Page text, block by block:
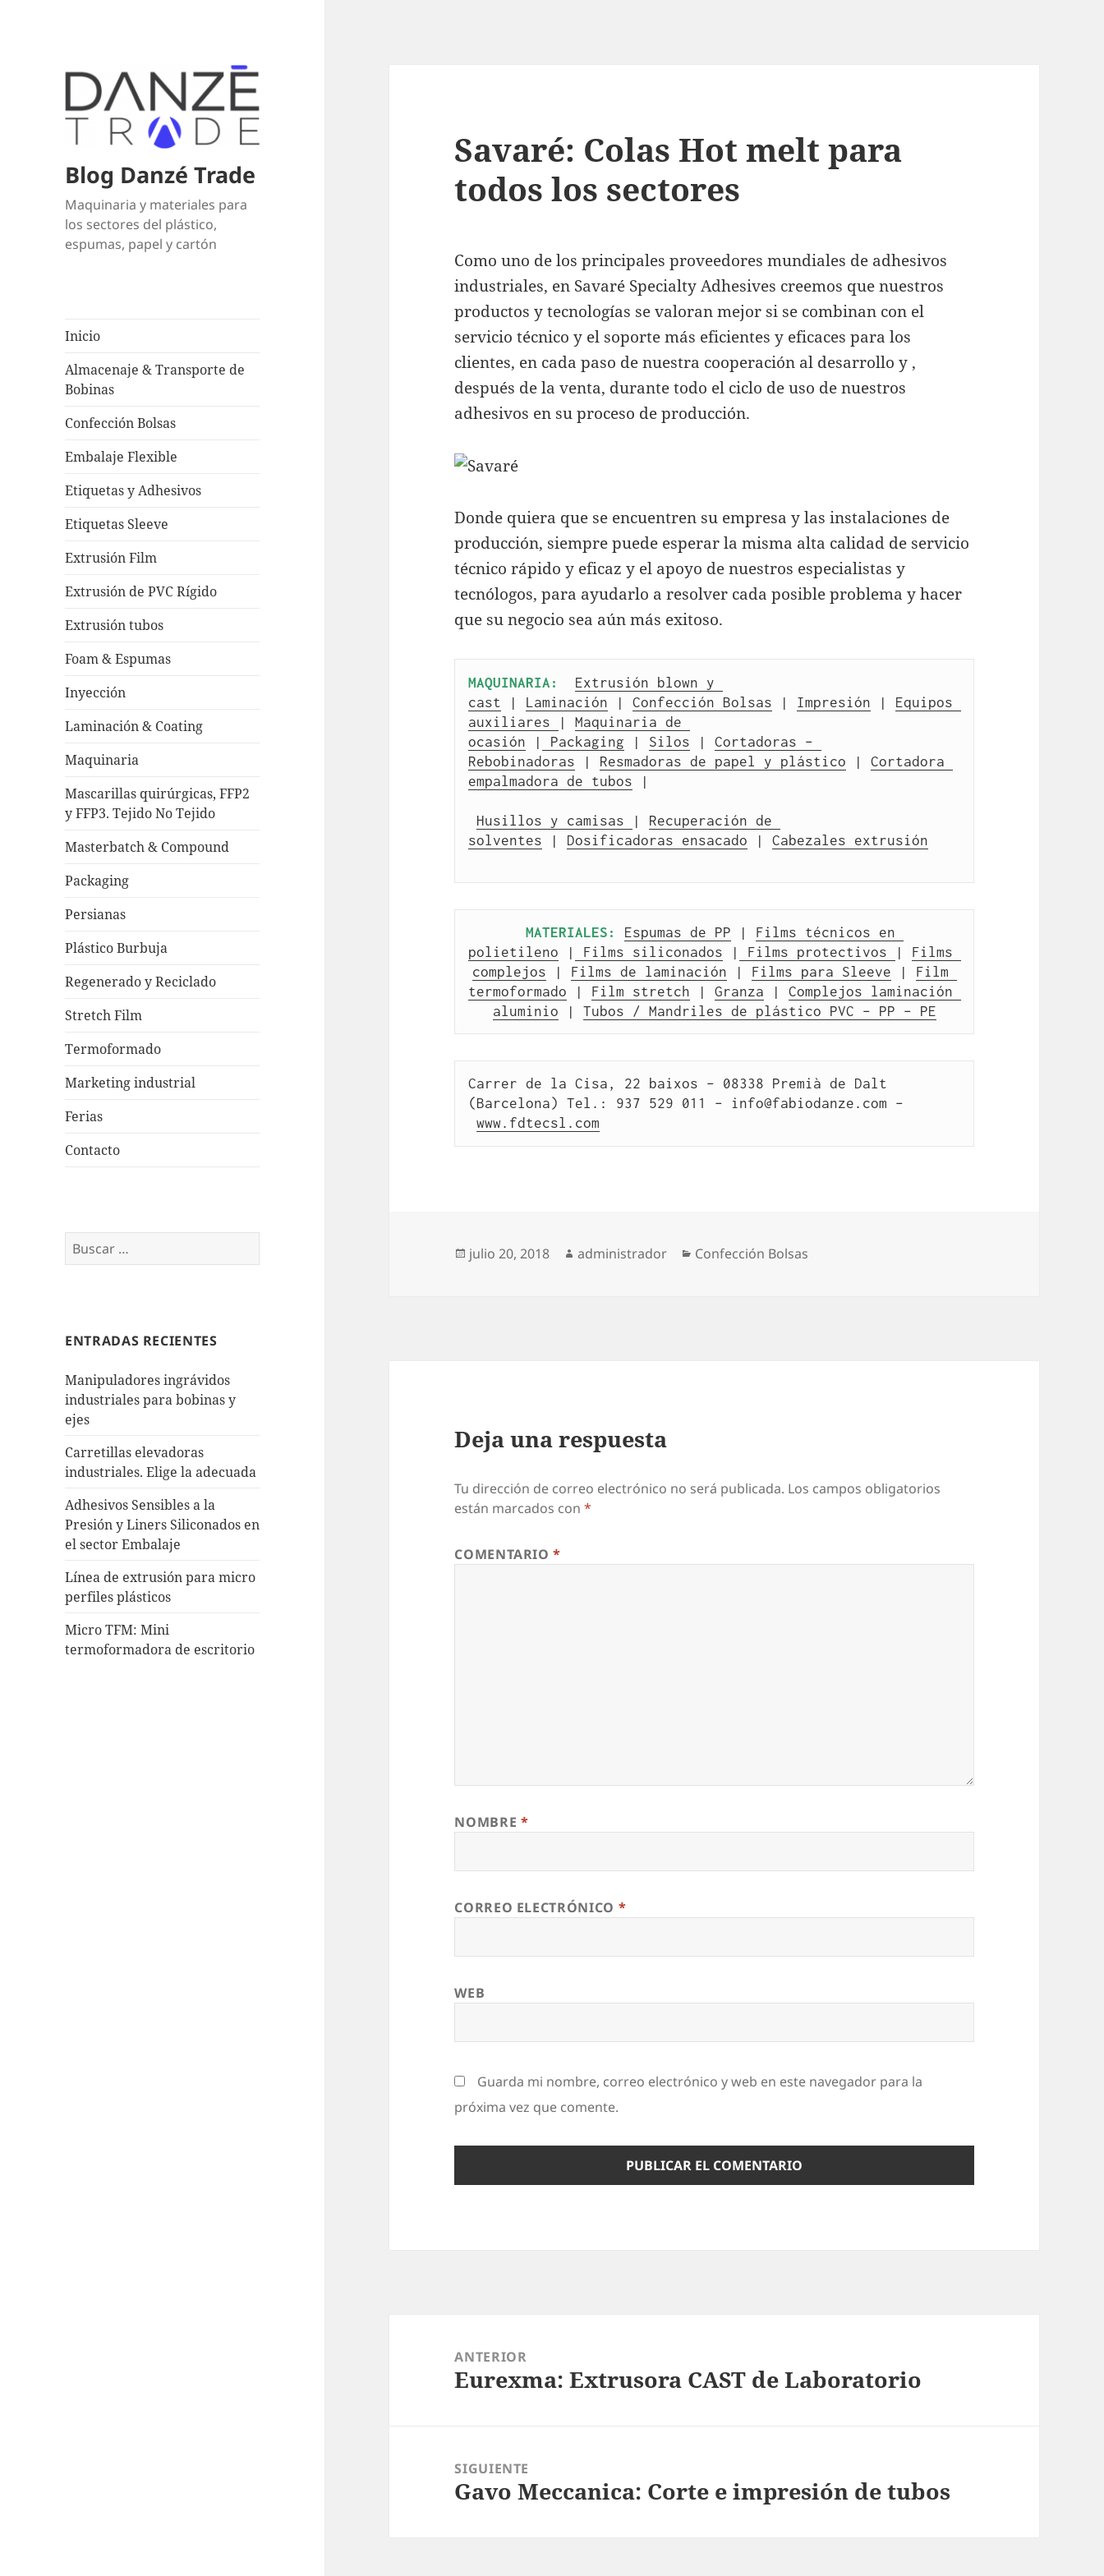
Blog Danzé Trade
Maquinaria y materiales para
los sectores del plástico,
espumas, papel y cartón
Inicio
Almacenaje & Transporte de
Bobinas
Confección Bolsas
Embalaje Flexible
Etiquetas y Adhesivos
Etiquetas Sleeve
Extrusión Film
Extrusión de PVC Rígido
Extrusión tubos
Foam & Espumas
Inyección
Laminación & Coating
Maquinaria
Mascarillas quirúrgicas, FFP2
y FFP3. Tejido No Tejido
Masterbatch & Compound
Packaging
Persianas
Plástico Burbuja
Regenerado y Reciclado
Stretch Film
Termoformado
Marketing industrial
Ferias
Contacto
Buscar:
ENTRADAS RECIENTES
Manipuladores ingrávidos
industriales para bobinas y
ejes
Carretillas elevadoras
industriales. Elige la adecuada
Adhesivos Sensibles a la
Presión y Liners Siliconados en
el sector Embalaje
Línea de extrusión para micro
perfiles plásticos
Micro TFM: Mini
termoformadora de escritorio
Savaré: Colas Hot melt para
todos los sectores
Como uno de los principales proveedores mundiales de adhesivos
industriales, en Savaré Specialty Adhesives creemos que nuestros
productos y tecnologías se valoran mejor si se combinan con el
servicio técnico y el soporte más eficientes y eficaces para los
clientes, en cada paso de nuestra cooperación al desarrollo y ,
después de la venta, durante todo el ciclo de uso de nuestros
adhesivos en su proceso de producción.
Donde quiera que se encuentren su empresa y las instalaciones de
producción, siempre puede esperar la misma alta calidad de servicio
técnico rápido y eficaz y el apoyo de nuestros especialistas y
tecnólogos, para ayudarlo a resolver cada posible problema y hacer
que su negocio sea aún más exitoso.
MAQUINARIA:
Extrusión blown y
cast | Laminación | Confección Bolsas | Impresión | Equipos
auxiliares
| Maquinaria de
ocasión | Packaging | Silos | Cortadoras –
Rebobinadoras | Resmadoras de papel y plástico | Cortadora
empalmadora de tubos |
Husillos y camisas | Recuperación de
solventes | Dosificadoras ensacado | Cabezales extrusión
MATERIALES: Espumas de PP | Films técnicos en
polietileno | Films siliconados | Films protectivos | Films
complejos | Films de laminación | Films para Sleeve | Film
termoformado | Film stretch | Granza | Complejos laminación
aluminio | Tubos / Mandriles de plástico PVC – PP – PE
Carrer de la Cisa, 22 baixos – 08338 Premià de Dalt
(Barcelona) Tel.: 937 529 011 – info@fabiodanze.com –
www.fdtecsl.com
Publicado
julio 20, 2018 Autor
administrador Categorías
Confección Bolsas
Deja una respuesta
Tu dirección de correo electrónico no será publicada. Los campos obligatorios
están marcados con*
COMENTARIO*
NOMBRE *
CORREO ELECTRÓNICO *
WEB
Guarda mi nombre, correo electrónico y web en este navegador para la
próxima vez que comente.
entradas
ANTERIOR
Entrada
Eurexma: Extrusora CAST de Laboratorio
SIGUIENTE
Entrada
Gavo Meccanica: Corte e impresión de tubos